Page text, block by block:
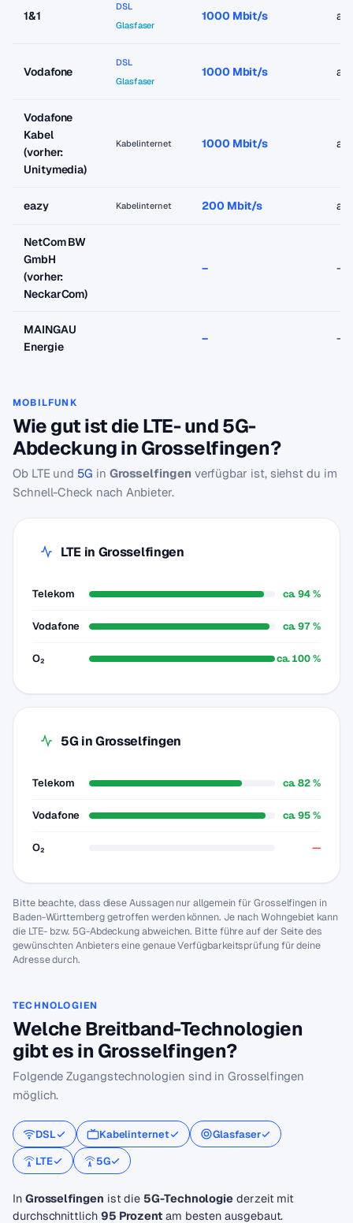
1&1
DSL
Glasfaser
1000 Mbit/s ab
Vodafone
DSL
Glasfaser
1000 Mbit/s ab
Vodafone
Kabel
(vorher:
Unitymedia)
Kabelinternet 1000 Mbit/s ab
eazy Kabelinternet 200 Mbit/s ab
NetCom BW
GmbH
(vorher:
NeckarCom)
– –
MAINGAU
Energie
– –
MOBILFUNK
Wie gut ist die LTE- und 5G-
Abdeckung in Grosselfingen?
Ob LTE und 5G in Grosselfingenverfügbar ist, siehst du im
Schnell-Check nach Anbieter.
LTE in Grosselfingen
Telekom ca. 94 %
Vodafone ca. 97 %
O₂ ca. 100 %
5G in Grosselfingen
Telekom ca. 82 %
Vodafone ca. 95 %
O₂ —
Bitte beachte, dass diese Aussagen nur allgemein für Grosselfingen in
Baden-Württemberg getroffen werden können. Je nach Wohngebiet kann
die LTE- bzw. 5G-Abdeckung abweichen. Bitte führe auf der Seite des
gewünschten Anbieters eine genaue Verfügbarkeitsprüfung für deine
Adresse durch.
TECHNOLOGIEN
Welche Breitband-Technologien
gibt es in Grosselfingen?
Folgende Zugangstechnologien sind in Grosselfingen
möglich.
DSL Kabelinternet
Glasfaser
LTE
5G
In Grosselfingen ist die 5G-Technologie derzeit mit
durchschnittlich 95 Prozentam besten ausgebaut.